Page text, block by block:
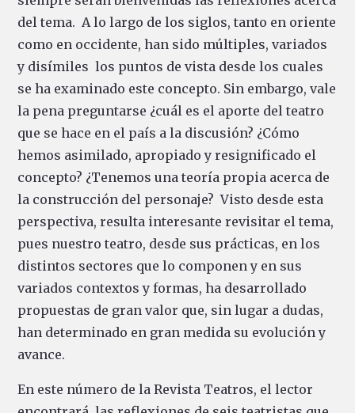
del tema. A lo largo de los siglos, tanto en oriente
como en occidente, han sido múltiples, variados
y disímiles los puntos de vista desde los cuales
se ha examinado este concepto. Sin embargo, vale
la pena preguntarse ¿cuál es el aporte del teatro
que se hace en el país a la discusión? ¿Cómo
hemos asimilado, apropiado y resignificado el
concepto? ¿Tenemos una teoría propia acerca de
la construcción del personaje? Visto desde esta
perspectiva, resulta interesante revisitar el tema,
pues nuestro teatro, desde sus prácticas, en los
distintos sectores que lo componen y en sus
variados contextos y formas, ha desarrollado
propuestas de gran valor que, sin lugar a dudas,
han determinado en gran medida su evolución y
avance.
En este número de la Revista Teatros, el lector